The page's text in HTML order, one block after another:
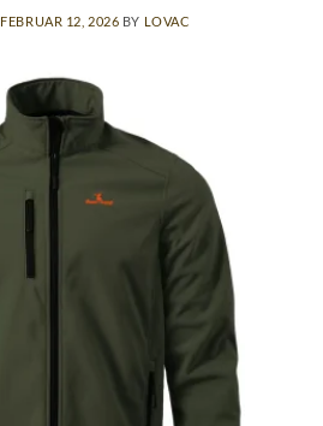
FEBRUAR 12, 2026 BY LOVAC